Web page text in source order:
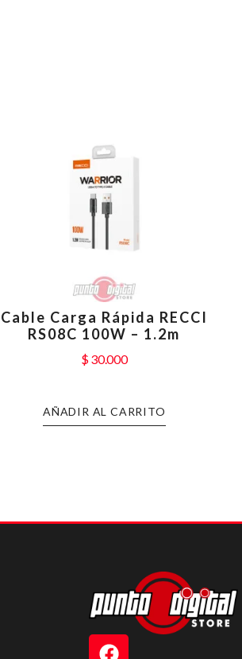
Cable Carga Rápida RECCI
RS08C 100W – 1.2m
$30.000
AÑADIR AL CARRITO